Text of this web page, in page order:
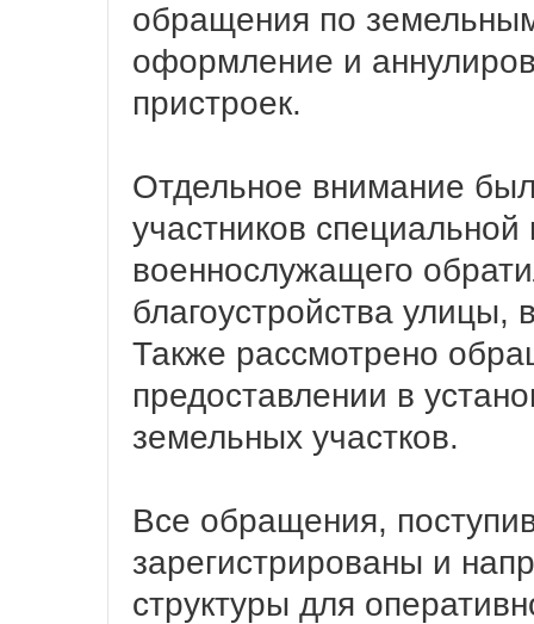
обращения по
оформление и
пристроек.
Отдельное внимание
участников
военнослужащего
благоустройства улицы,
Также рассмотрено
предоставлении в
земельных участков.
Все обращения,
зарегистрированы и
структуры для